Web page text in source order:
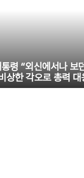
령 “외신에서나 보
상한 각오로 총력 대